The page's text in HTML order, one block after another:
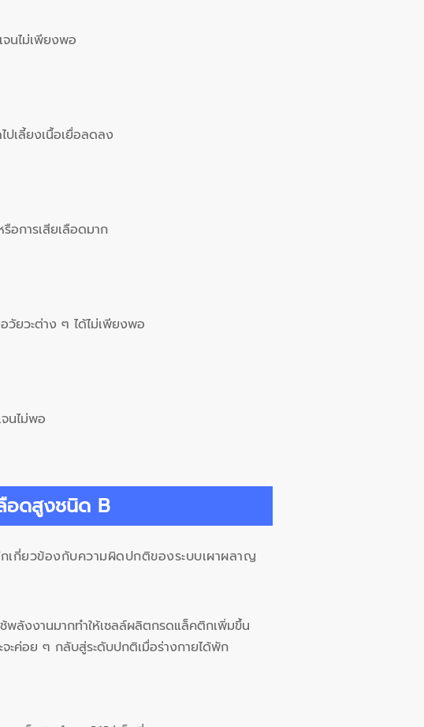
นไม่เพียงพอ
ปเลี้ยงเนื้อเยื่อลดลง
อการเสียเลือดมาก
วัยวะต่าง ๆ ได้ไม่เพียงพอ
นไม่พอ
อดสูงชนิด B
เกี่ยวข้องกับความผิดปกติของระบบเผาผลาญ
พลังงานมากทำให้เซลล์ผลิตกรดแล็คติกเพิ่มขึ้น
ะค่อย ๆ กลับสู่ระดับปกติเมื่อร่างกายได้พัก